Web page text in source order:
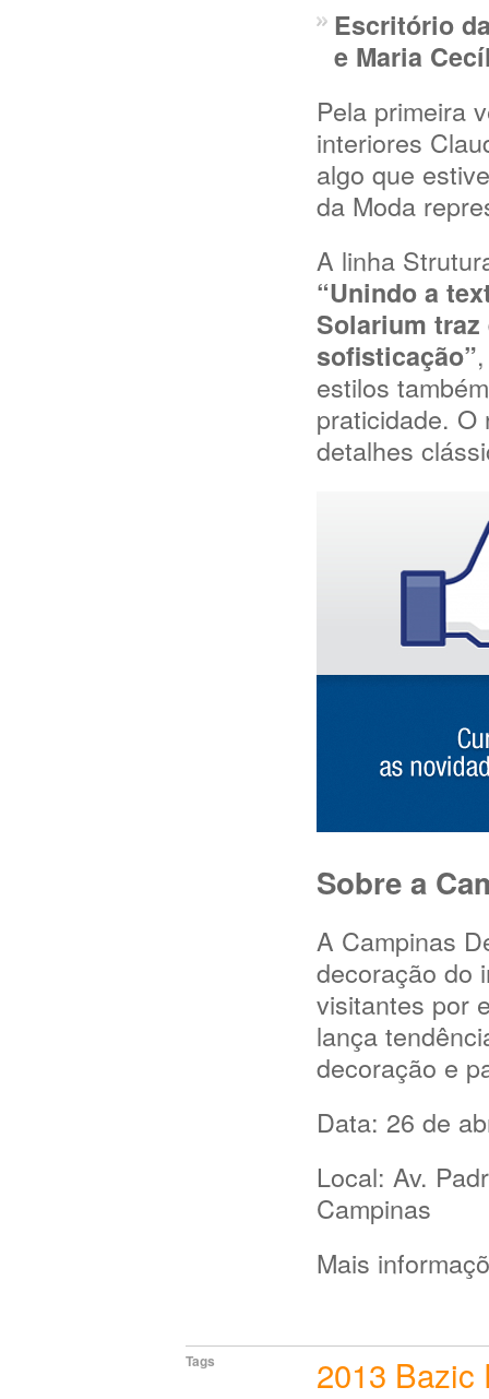
Escritório
e Maria
Pela primeira
interiores
algo que
da Moda
A linha
“Unindo a
Solarium
sofisticação”
estilos
praticidade. O
detalhes
Sobre a
A Campinas
decoração do
visitantes por
lança
decoração e
Data: 26 de
Local: Av.
Campinas
Mais
Tags 2013 Bazic